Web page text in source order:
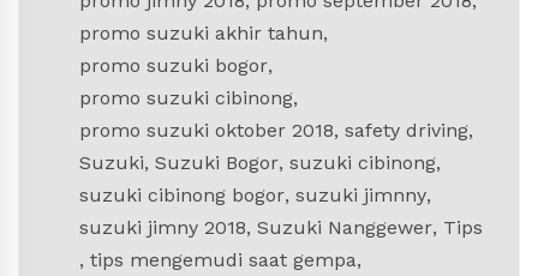
promo suzuki akhir tahun,
promo suzuki bogor,
promo suzuki cibinong,
promo suzuki oktober 2018, safety driving,
Suzuki, Suzuki Bogor, suzuki cibinong,
suzuki cibinong bogor, suzuki jimnny,
suzuki jimny 2018, Suzuki Nanggewer, Tips
, tips mengemudi saat gempa,